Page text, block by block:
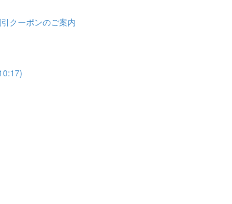
クーポンのご案内